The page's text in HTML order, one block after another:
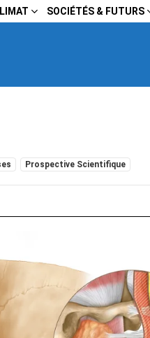
SOCIÉTÉS & FUTURS
Prospective Scientifique